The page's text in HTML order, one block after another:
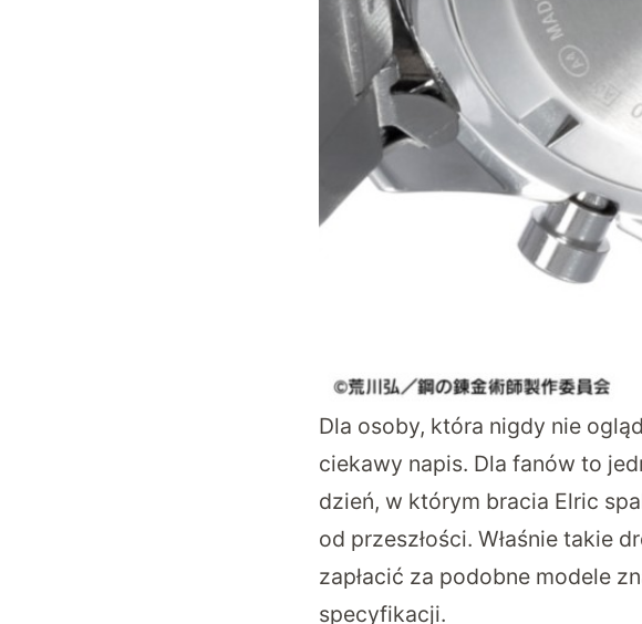
Dla osoby, która nigdy nie
ciekawy napis. Dla fanów to
dzień, w którym bracia Elric
od przeszłości. Właśnie takie
zapłacić za podobne modele
specyfikacji.